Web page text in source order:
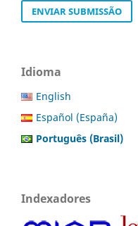
ENVIAR SUBMISSÃO
Idioma
English
Español (España)
Português (Brasil)
Indexadores